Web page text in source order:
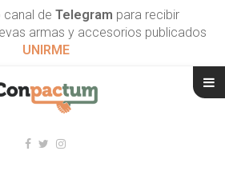
canal de Telegram para recibir
armas y accesorios publicados
UNIRME